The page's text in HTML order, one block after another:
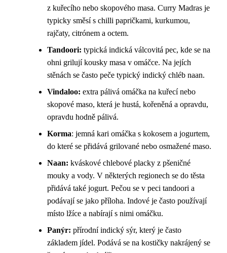
z kuřecího nebo skopového masa. Curry Madras je
typicky směsí s chilli papričkami, kurkumou,
rajčaty, citrónem a octem.
Tandoori: typická indická válcovitá pec, kde se na
ohni grilují kousky masa v omáčce. Na jejích
stěnách se často peče typický indický chléb naan.
Vindaloo: extra pálivá omáčka na kuřecí nebo
skopové maso, která je hustá, kořeněná a opravdu,
opravdu hodně pálivá.
Korma: jemná kari omáčka s kokosem a jogurtem,
do které se přidává grilované nebo osmažené maso.
Naan: kváskové chlebové placky z pšeničné
mouky a vody. V některých regionech se do těsta
přidává také jogurt. Pečou se v peci tandoori a
podávají se jako příloha. Indové je často používají
místo lžíce a nabírají s nimi omáčku.
Panýr: přírodní indický sýr, který je často
základem jídel. Podává se na kostičky nakrájený se